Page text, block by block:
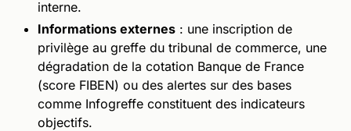
interne.
Informations externes : une inscription de
privilège au greffe du tribunal de commerce, une
dégradation de la cotation Banque de France
(score FIBEN) ou des alertes sur des bases
comme Infogreffe constituent des indicateurs
objectifs.